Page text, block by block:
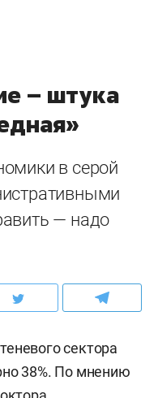
– штука
в серой
— надо
сектора
38%. По мнению